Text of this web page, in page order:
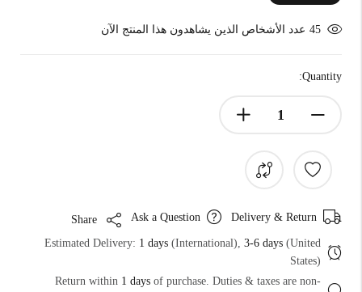
45 عدد الأشخاص الذين يشاهدون هذا المنتج الآن
Quantity:
Delivery & Return
Ask a Question
Estimated Delivery: 1 days (International), 3-6 days (United
States)
Return within 1 days of purchase. Duties & taxes are non-